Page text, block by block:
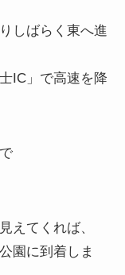
しばらく東へ進
IC」で高速を降
えてくれば、
園に到着しま